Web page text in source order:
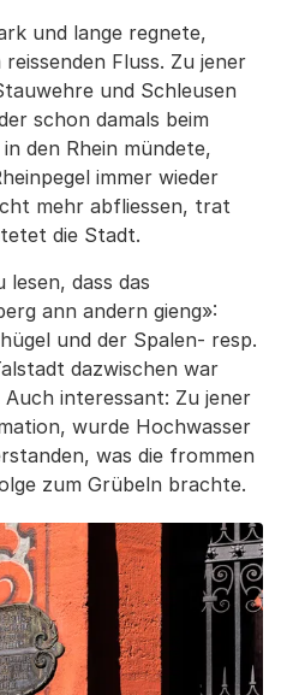
und lange regnete,
Fluss. Zu jener
und Schleusen
schon damals beim
den Rhein mündete,
immer wieder
mehr abfliessen, trat
die Stadt.
dass das
ann andern gieng»:
und der Spalen- resp.
dazwischen war
interessant: Zu jener
wurde Hochwasser
was die frommen
zum Grübeln brachte.